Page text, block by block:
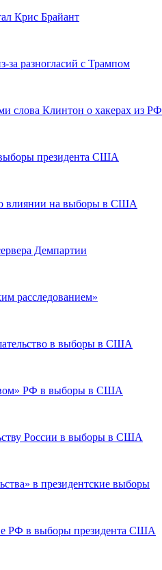
Крис Брайант
за разногласий с Трампом
слова Клинтон о хакерах из РФ
президента США
о влиянии на выборы в США
Демпартии
расследованием»
в выборы в США
РФ в выборы в США
России в выборы в США
в президентские выборы
РФ в выборы президента США